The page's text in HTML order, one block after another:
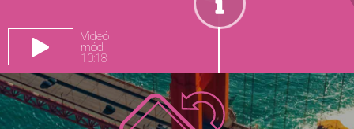
Videó
mód
10:18